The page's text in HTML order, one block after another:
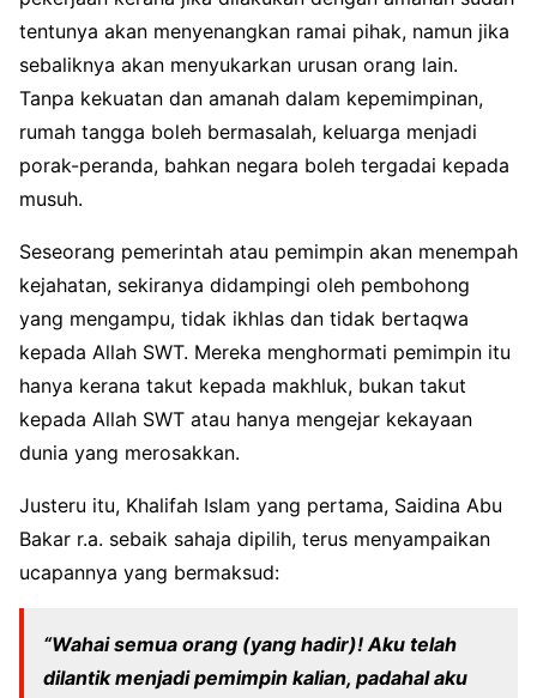
tentunya akan menyenangkan ramai pihak, namun jika
sebaliknya akan menyukarkan urusan orang lain.
Tanpa kekuatan dan amanah dalam kepemimpinan,
rumah tangga boleh bermasalah, keluarga menjadi
porak-peranda, bahkan negara boleh tergadai kepada
musuh.
Seseorang pemerintah atau pemimpin akan menempah
kejahatan, sekiranya didampingi oleh pembohong
yang mengampu, tidak ikhlas dan tidak bertaqwa
kepada Allah SWT. Mereka menghormati pemimpin itu
hanya kerana takut kepada makhluk, bukan takut
kepada Allah SWT atau hanya mengejar kekayaan
dunia yang merosakkan.
Justeru itu, Khalifah Islam yang pertama, Saidina Abu
Bakar r.a. sebaik sahaja dipilih, terus menyampaikan
ucapannya yang bermaksud:
“Wahai semua orang (yang hadir)! Aku telah
dilantik menjadi pemimpin kalian, padahal aku